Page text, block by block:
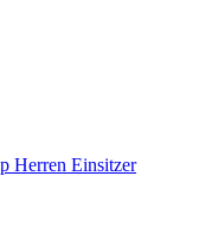
Herren Einsitzer